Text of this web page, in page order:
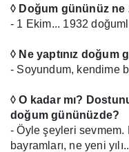
◊ Doğum gününüz ne
- 1 Ekim... 1932
◊ Ne yaptınız doğum
- Soyundum, kendime
◊ O kadar mı?
doğum gününüzde?
- Öyle şeyleri
bayramları, ne yeni